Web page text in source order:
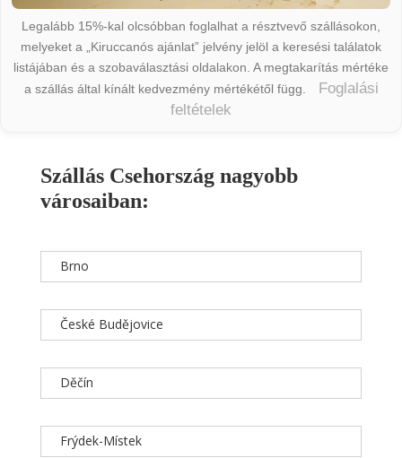
Legalább 15%-kal olcsóbban foglalhat a résztvevő szállásokon,
melyeket a „Kiruccanós ajánlat” jelvény jelöl a keresési találatok
listájában és a szobaválasztási oldalakon. A megtakarítás mértéke
a szállás által kínált kedvezmény mértékétől függ.
Foglalási
feltételek
Szállás Csehország nagyobb
városaiban:
Brno
České Budějovice
Děčín
Frýdek-Místek